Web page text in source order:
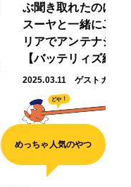
ぶ聞き取れたのに～
スーヤと一緒にJR
リアでアンテナショ
【バッテリィズ編】
2025.03.11 ゲストガイド
どや！
めっちゃ人気のやつ